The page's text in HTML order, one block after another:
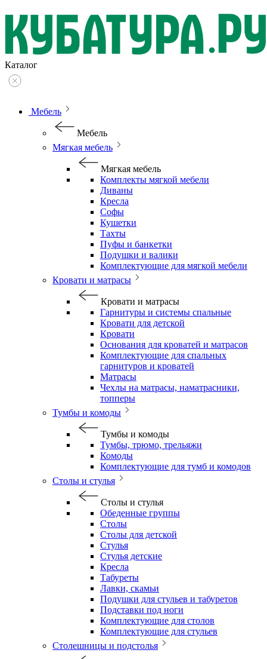
Каталог
Мебель
Мебель
Мягкая мебель
Мягкая мебель
Комплекты мягкой мебели
Диваны
Кресла
Софы
Кушетки
Тахты
Пуфы и банкетки
Подушки и валики
Комплектующие для мягкой мебели
Кровати и матрасы
Кровати и матрасы
Гарнитуры и системы спальные
Кровати для детской
Кровати
Основания для кроватей и матрасов
Комплектующие для спальных
гарнитуров и кроватей
Матрасы
Чехлы на матрасы, наматрасники,
топперы
Тумбы и комоды
Тумбы и комоды
Тумбы, трюмо, трельяжи
Комоды
Комплектующие для тумб и комодов
Столы и стулья
Столы и стулья
Обеденные группы
Столы
Столы для детской
Стулья
Стулья детские
Кресла
Табуреты
Лавки, скамьи
Подушки для стульев и табуретов
Подставки под ноги
Комплектующие для столов
Комплектующие для стульев
Столешницы и подстолья